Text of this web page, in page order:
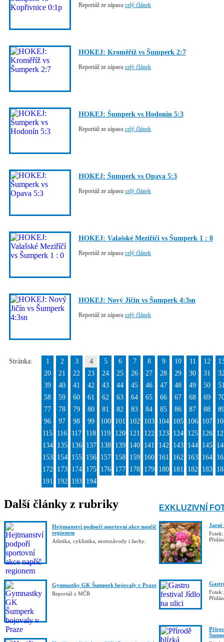
Reportáž ze zápasu celý článek
HOKEJ: Kroměříž vs Šumperk 2:7
Reportáž ze zápasu celý článek
HOKEJ: Šumperk vs Hodonín 5:3
Reportáž ze zápasu celý článek
HOKEJ: Šumperk vs Opava 5:3
Reportáž ze zápasu celý článek
HOKEJ: Valašské Meziříčí vs Šumperk 1 : 0
Reportáž ze zápasu celý článek
HOKEJ: Nový Jičín vs Šumperk 4:3sn
Reportáž ze zápasu celý článek
Stránka: 1 2 3 4 5 6 7 8 9 10 11 12
20
21 22 23 24 25 26 27 28 29 30 31
39
40 41 42 43 44 45 46 47 48 49 50
58
59 60 61 62 63 64 65 66 67 68 69
77
78 79 80 81 82 83 84 85 86 87 88
96
97 98 99 100 101 102 103 104 105 106 107
115
116 117 118 119 120 121 122 123 124 125 126
134
135 136 137 138 139 140 141 142 143 144 145
153
154 155 156 157 158 159 160 161 162 163 164
172
173 174 175 176 177 178 179 180 181 182 183
191
192 193 194
Další články z rubriky
Hejtmanství podpoří sportovní akce napříč
regionem
Atletika, cyklistika, motozávody i šachy.
Gymnastky GK Šumperk bojovaly v Praze
Reportáž z MČR
EXKLUZIVNÍ
Jarní